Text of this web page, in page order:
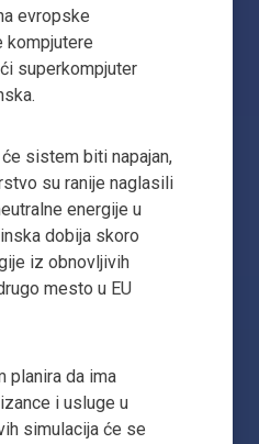
evropske
kompjutere
superkompjuter
sistem biti napajan,
su ranije naglasili
energije u
dobija skoro
iz obnovljivih
mesto u EU
planira da ima
i usluge u
simulacija će se